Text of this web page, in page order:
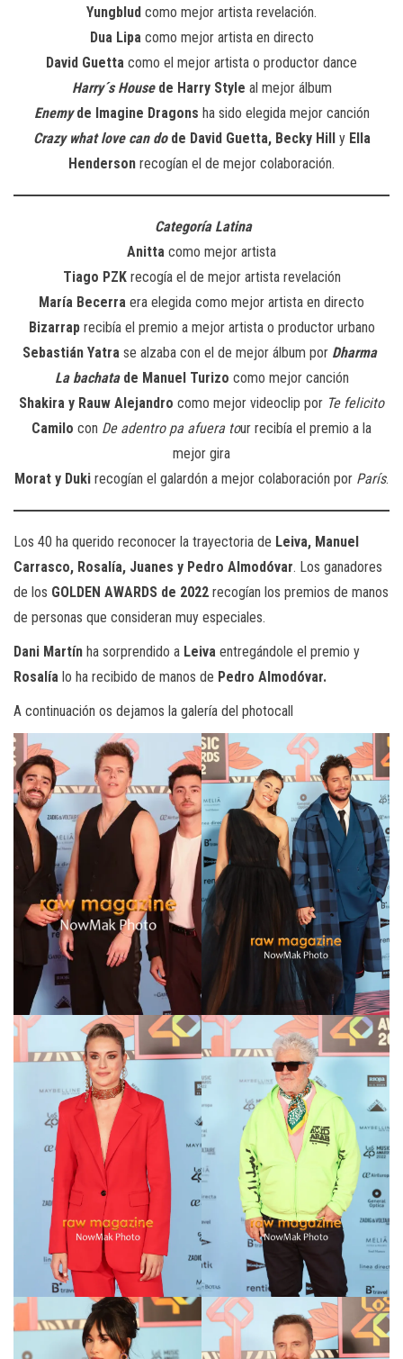
Yungblud como mejor artista revelación.
Dua Lipa como mejor artista en directo
David Guetta como el mejor artista o productor dance
Harry´s Housede Harry Style al mejor álbum
Enemyde Imagine Dragons ha sido elegida mejor canción
Crazy what love can dode David Guetta, Becky Hill yElla
Henderson recogían el de mejor colaboración.
Categoría Latina
Anitta como mejor artista
Tiago PZK recogía el de mejor artista revelación
María Becerra era elegida como mejor artista en directo
Bizarraprecibía el premio a mejor artista o productor urbano
Sebastián Yatra se alzaba con el de mejor álbum por Dharma
La bachatade Manuel Turizo como mejor canción
Shakira y Rauw Alejandro como mejor videoclip por Te felicito
Camilo con De adentro pa afuera tour recibía el premio a la
mejor gira
Morat y Duki recogían el galardón a mejor colaboración por París.
Los 40 ha querido reconocer la trayectoria de Leiva, Manuel
Carrasco, Rosalía, Juanes y Pedro Almodóvar. Los ganadores
de los GOLDEN AWARDS de 2022 recogían los premios de manos
de personas que consideran muy especiales.
Dani Martín ha sorprendido a Leiva entregándole el premio y
Rosalía lo ha recibido de manos de Pedro Almodóvar.
A continuación os dejamos la galería del photocall